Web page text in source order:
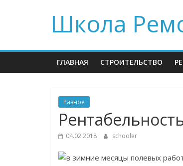
Школа
ГЛАВНАЯ СТРОИТЕЛЬСТВО
Разное
04.02.2018 schooler